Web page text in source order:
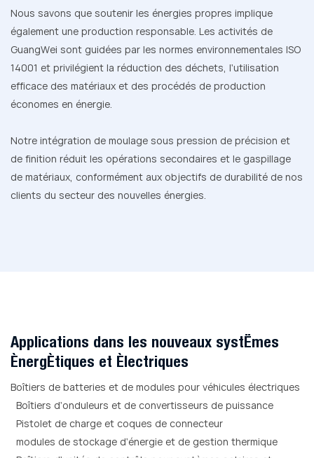
Nous savons que soutenir les énergies propres implique
également une production responsable. Les activités de
GuangWei sont guidées par les normes environnementales ISO
14001 et privilégient la réduction des déchets, l'utilisation
efficace des matériaux et des procédés de production
économes en énergie.
Notre intégration de moulage sous pression de précision et
de finition réduit les opérations secondaires et le gaspillage
de matériaux, conformément aux objectifs de durabilité de nos
clients du secteur des nouvelles énergies.
Applications dans les nouveaux systèmes
énergétiques et électriques
Boîtiers de batteries et de modules pour véhicules électriques
Boîtiers d'onduleurs et de convertisseurs de puissance
Pistolet de charge et coques de connecteur
modules de stockage d'énergie et de gestion thermique